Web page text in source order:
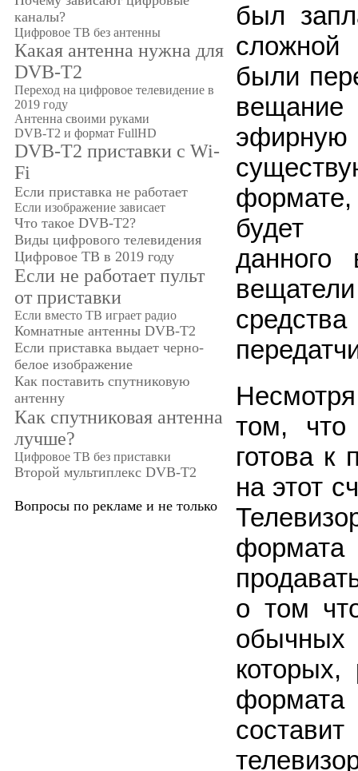
каналы?
Цифровое ТВ без антенны
Какая антенна нужна для
DVB-T2
Переход на цифровое телевидение в
2019 году
Антенна своими руками
DVB-T2 и формат FullHD
DVB-T2 приставки с Wi-
Fi
Если приставка не работает
Если изображение зависает
Что такое DVB-T2?
Виды цифрового телевидения
Цифровое ТВ в 2019 году
Если не работает пульт
от приставки
Если вместо ТВ играет радио
Комнатные антенны DVB-T2
Если приставка выдает черно-
белое изображение
Как поставить спутниковую
антенну
Как спутниковая антенна
лучше?
Цифровое ТВ без приставки
Второй мультиплекс DVB-T2
Вопросы по рекламе и не только
был
сложной
были
формате,
будет
данного
том, что
готова к
на этот
о том
которых,
формата